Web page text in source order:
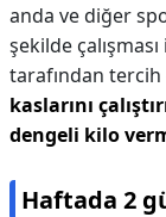
anda ve diğer
şekilde
tarafından
kaslarını
dengeli kilo
Haftada 2